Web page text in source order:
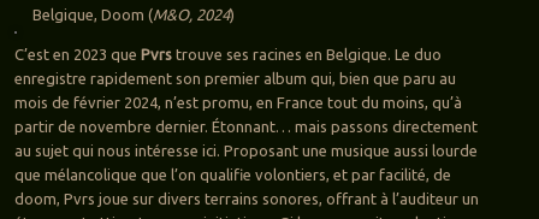
Belgique, Doom (M&O, 2024)
C’est en 2023 que Pvrstrouve ses racines en Belgique. Le duo
enregistre rapidement son premier album qui, bien que paru au
mois de février 2024, n’est promu, en France tout du moins, qu’à
partir de novembre dernier. Étonnant… mais passons directement
au sujet qui nous intéresse ici. Proposant une musique aussi lourde
que mélancolique que l’on qualifie volontiers, et par facilité, de
doom, Pvrs joue sur divers terrains sonores, offrant à l’auditeur un